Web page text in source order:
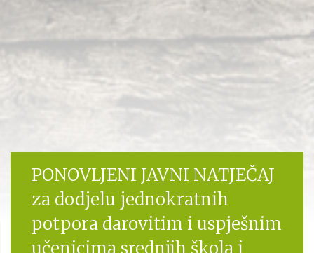
PONOVLJENI JAVNI NATJEČAJ
za dodjelu jednokratnih
potpora darovitim i uspješnim
učenicima srednjih škola i